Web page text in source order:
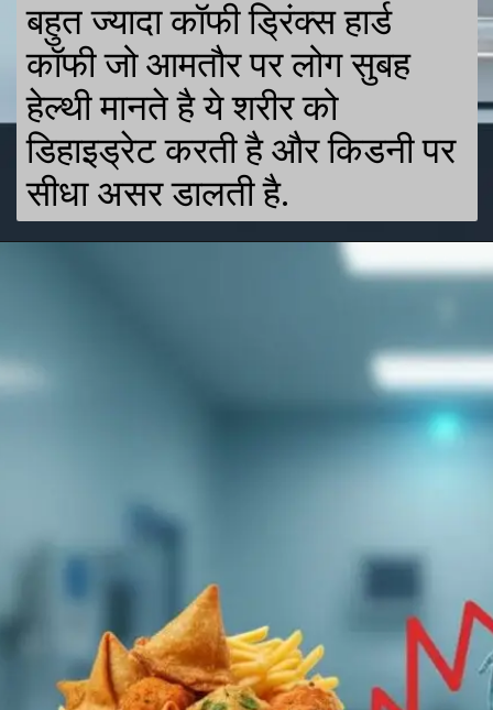
बहुत ज्यादा कॉफी ड्रिंक्स हार्ड
कॉफी जो आमतौर पर लोग सुबह
हेल्थी मानते है ये शरीर को
डिहाइड्रेट करती है और किडनी पर
सीधा असर डालती है.